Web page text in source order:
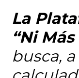
La
“Ni
busca,